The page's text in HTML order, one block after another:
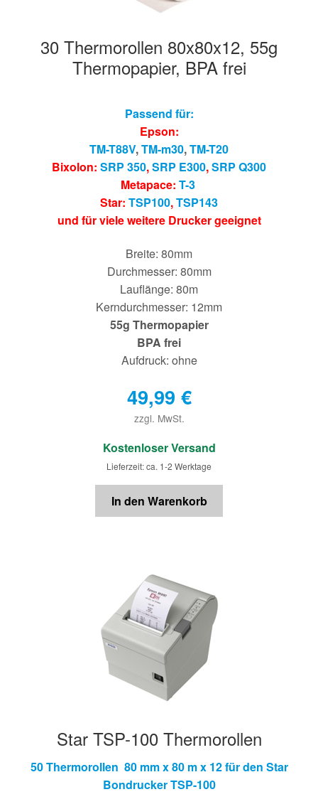
30 Thermorollen 80x80x12, 55g
Thermopapier, BPA frei
Passend für:
Epson:
TM-T88V,TM-m30,TM-T20
Bixolon: SRP 350,SRP E300,SRP Q300
Metapace: T-3
Star: TSP100,TSP143
und für viele weitere Drucker geeignet
Breite: 80mm
Durchmesser: 80mm
Lauflänge: 80m
Kerndurchmesser: 12mm
55g Thermopapier
BPA frei
Aufdruck: ohne
49,99 €
zzgl. MwSt.
€
Kostenloser Versand
Lieferzeit: ca. 1-2 Werktage
In den Warenkorb
Star TSP-100 Thermorollen
50 Thermorollen 80 mm x 80 m x 12 für den Star
Bondrucker TSP-100